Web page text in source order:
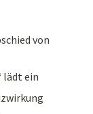
von
lädt ein